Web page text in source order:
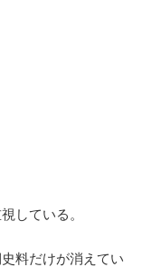
している。
料だけが消えてい